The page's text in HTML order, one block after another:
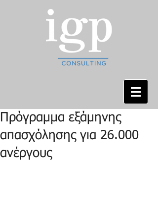
Πρόγραμμα εξάμηνης
απασχόλησης για 26.000
ανέργους